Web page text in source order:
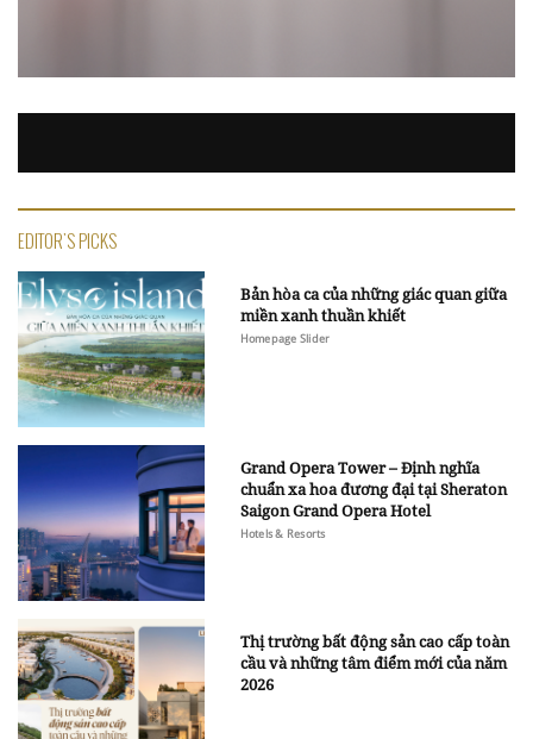
EDITOR'S PICKS
Bản hòa ca của những giác quan giữa
miền xanh thuần khiết
Homepage Slider
Grand Opera Tower – Định nghĩa
chuẩn xa hoa đương đại tại Sheraton
Saigon Grand Opera Hotel
Hotels & Resorts
Thị trường bất động sản cao cấp toàn
cầu và những tâm điểm mới của năm
2026